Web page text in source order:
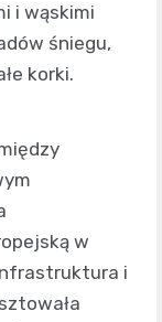
i wąskimi
śniegu,
korki.
w
i